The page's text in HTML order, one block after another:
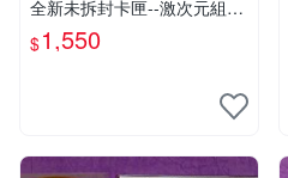
全新未拆封卡匣--激次元組合
戰機少女 VS 殭屍軍團 中文
版
$1,550